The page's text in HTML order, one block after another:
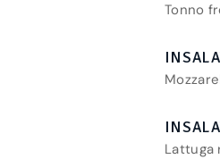
Tonno
Lattuga